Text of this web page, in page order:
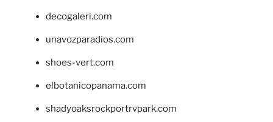
decogaleri.com
unavozparadios.com
shoes-vert.com
elbotanicopanama.com
shadyoaksrockportrvpark.com